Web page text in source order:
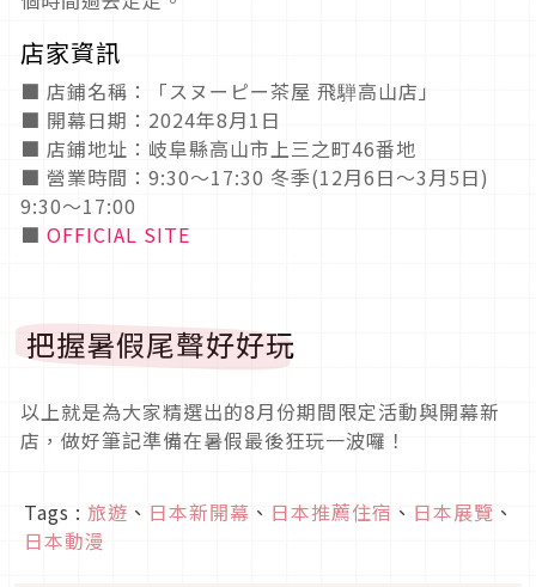
店家資訊
■ 店鋪名稱：「スヌーピー茶屋 飛騨高山店」
■ 開幕日期：2024年8月1日
■ 店鋪地址：岐阜縣高山市上三之町46番地
■ 營業時間：9:30～17:30 冬季(12月6日～3月5日)
9:30～17:00
■ OFFICIAL SITE
把握暑假尾聲好好玩
以上就是為大家精選出的8月份期間限定活動與開幕新
店，做好筆記準備在暑假最後狂玩一波囉！
Tags : 旅遊 、 日本新開幕 、 日本推薦住宿 、 日本展覽 、
日本動漫